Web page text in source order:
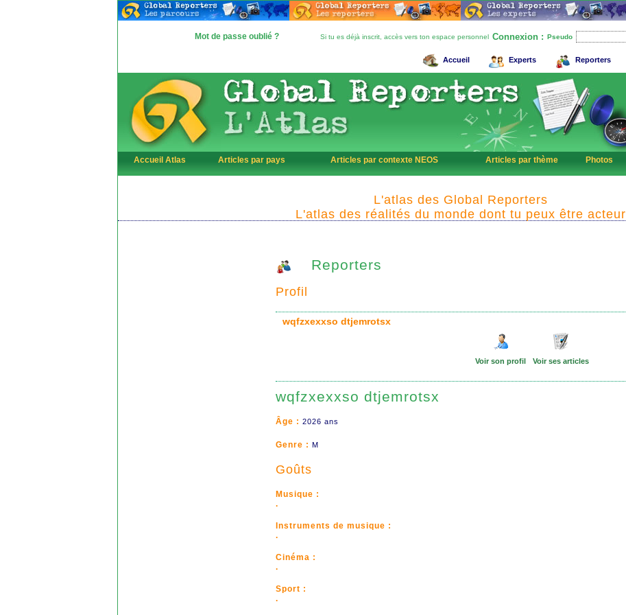
Mot de passe oublié ? Si tu es déjà inscrit, accès vers ton espace personnel Connexion : Pseudo
Accueil Experts Reporters
Accueil Atlas Articles par pays Articles par contexte NEOS Articles par thème Photos
L'atlas des Global Reporters
L'atlas des réalités du monde dont tu peux être acteur
Reporters
Profil
wqfzxexxso dtjemrotsx
Voir son profil Voir ses articles
wqfzxexxso dtjemrotsx
Âge : 2026 ans
Genre : M
Goûts
Musique :
.
Instruments de musique :
.
Cinéma :
.
Sport :
.